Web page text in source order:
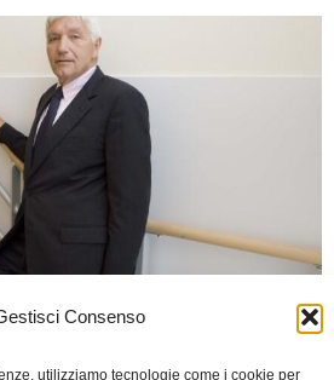
Consenso
utilizziamo tecnologie come i cookie per
0
Planck. Il dialogo ripercorre i principali